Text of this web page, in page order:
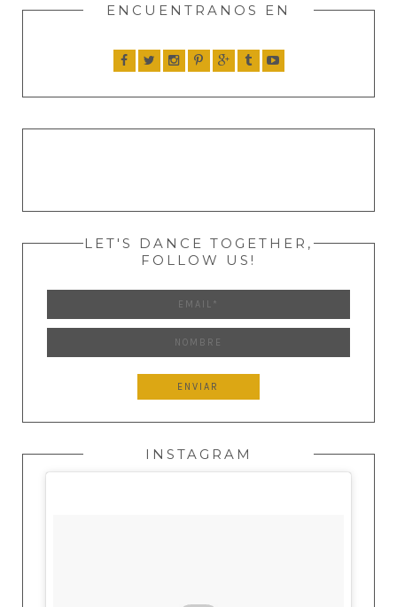
ENCUENTRANOS EN
LET'S DANCE TOGETHER,
FOLLOW US!
INSTAGRAM